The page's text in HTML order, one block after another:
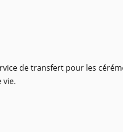
de transfert pour les
vie.